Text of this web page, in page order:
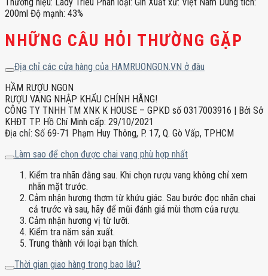
200ml Độ mạnh: 43%
NHỮNG CÂU HỎI THƯỜNG GẶP
Địa chỉ các cửa hàng của HAMRUONGON.VN ở đâu
HẦM RƯỢU NGON
RƯỢU VANG NHẬP KHẨU CHÍNH HÃNG!
CÔNG TY TNHH TM XNK K HOUSE – GPKD số 0317003916 | Bởi Sở
KHĐT TP. Hồ Chí Minh cấp: 29/10/2021
Địa chỉ: Số 69-71 Phạm Huy Thông, P. 17, Q. Gò Vấp, TPHCM
Làm sao để chọn được chai vang phù hợp nhất
Kiểm tra nhãn đằng sau. Khi chọn rượu vang không chỉ xem
nhãn mặt trước.
Cảm nhận hương thơm từ khứu giác. Sau bước đọc nhãn chai
cả trước và sau, hãy để mũi đánh giá mùi thơm của rượu.
Cảm nhận hương vị từ lưỡi.
Kiểm tra năm sản xuất.
Trung thành với loại bạn thích.
Thời gian giao hàng trong bao lâu?